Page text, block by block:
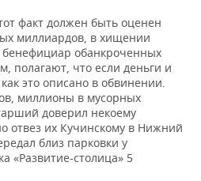
факт должен быть оценен
миллиардов, в хищении
обанкроченных
полагают, что если деньги и
это описано в обвинении.
миллионы в мусорных
доверил некоему
отвез их Кучинскому в Нижний
близ парковки у
«Развитие-столица» 5